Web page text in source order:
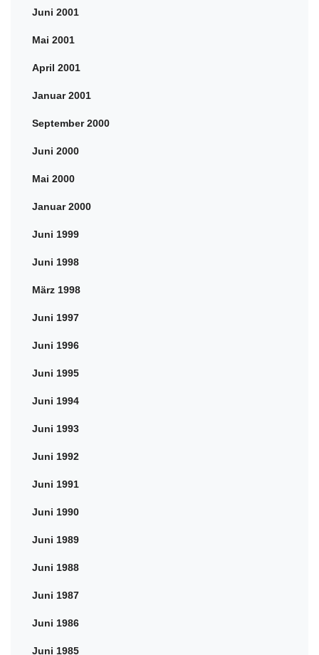
Juni 2001
Mai 2001
April 2001
Januar 2001
September 2000
Juni 2000
Mai 2000
Januar 2000
Juni 1999
Juni 1998
März 1998
Juni 1997
Juni 1996
Juni 1995
Juni 1994
Juni 1993
Juni 1992
Juni 1991
Juni 1990
Juni 1989
Juni 1988
Juni 1987
Juni 1986
Juni 1985